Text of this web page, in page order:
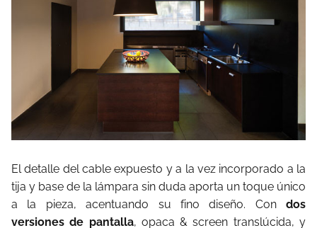
El detalle del cable expuesto y a la vez incorporado a la
tija y base de la lámpara sin duda aporta un toque único
a la pieza, acentuando su fino diseño. Con dos
versiones de pantalla, opaca & screen translúcida, y